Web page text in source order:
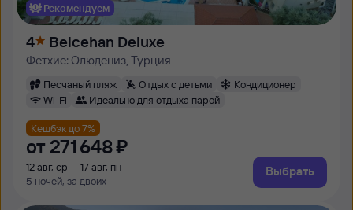
Рекомендуем
4 Belcehan Deluxe
Фетхие: Олюдениз, Турция
Песчаный пляж Отдых с детьми
Кондиционер
Wi-Fi
Идеально для отдыха парой
Кешбэк до 7%
от 271 ⁠648 ⁠₽
12 авг, ср — 17 авг, пн
5 ночей, за двоих
Выбрать